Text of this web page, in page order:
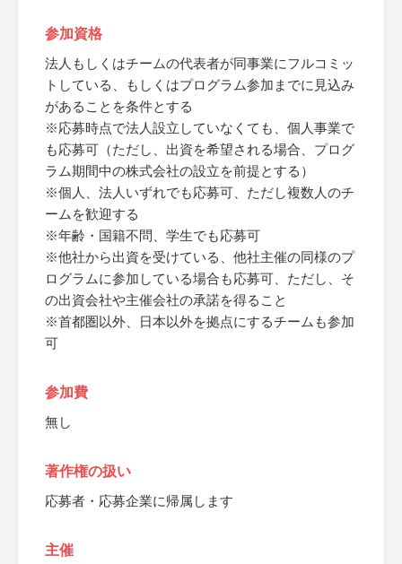
参加資格
法人もしくはチームの代表者が同事業にフルコミッ
トしている、もしくはプログラム参加までに見込み
があることを条件とする
※応募時点で法人設立していなくても、個人事業で
も応募可（ただし、出資を希望される場合、プログ
ラム期間中の株式会社の設立を前提とする）
※個人、法人いずれでも応募可、ただし複数人のチ
ームを歓迎する
※年齢・国籍不問、学生でも応募可
※他社から出資を受けている、他社主催の同様のプ
ログラムに参加している場合も応募可、ただし、そ
の出資会社や主催会社の承諾を得ること
※首都圏以外、日本以外を拠点にするチームも参加
可
参加費
無し
著作権の扱い
応募者・応募企業に帰属します
主催